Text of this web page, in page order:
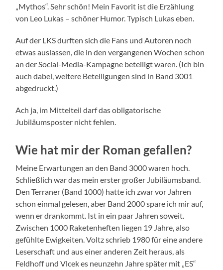
„Mythos“. Sehr schön! Mein Favorit ist die Erzählung
von Leo Lukas – schöner Humor. Typisch Lukas eben.
Auf der LKS durften sich die Fans und Autoren noch
etwas auslassen, die in den vergangenen Wochen schon
an der Social-Media-Kampagne beteiligt waren. (Ich bin
auch dabei, weitere Beteiligungen sind in Band 3001
abgedruckt.)
Ach ja, im Mittelteil darf das obligatorische
Jubiläumsposter nicht fehlen.
Wie hat mir der Roman gefallen?
Meine Erwartungen an den Band 3000 waren hoch.
Schließlich war das mein erster großer Jubiläumsband.
Den Terraner (Band 1000) hatte ich zwar vor Jahren
schon einmal gelesen, aber Band 2000 spare ich mir auf,
wenn er drankommt. Ist in ein paar Jahren soweit.
Zwischen 1000 Raketenheften liegen 19 Jahre, also
gefühlte Ewigkeiten. Voltz schrieb 1980 für eine andere
Leserschaft und aus einer anderen Zeit heraus, als
Feldhoff und Vlcek es neunzehn Jahre später mit „ES“